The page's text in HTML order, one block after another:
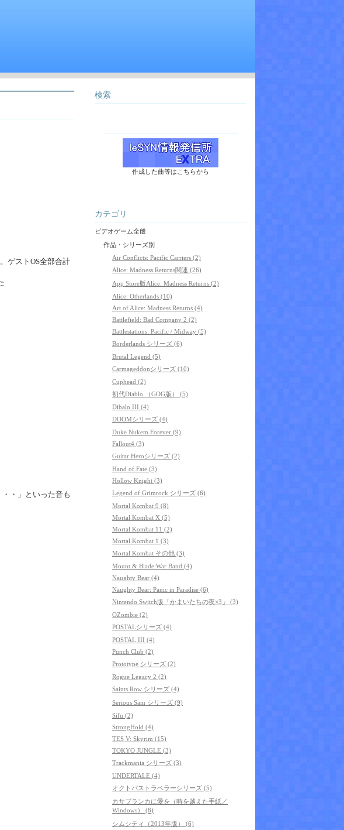
ゲストOS全部合計
・」といった音も
検索
作成した曲等はこちらから
カテゴリ
ビデオゲーム全般
作品・シリーズ別
Air Conflicts: Pacific Carriers (2)
Alice: Madness Returns関連 (26)
App Store版Alice: Madness Returns (2)
Alice: Otherlands (10)
Art of Alice: Madness Returns (4)
Battlefield: Bad Company 2 (2)
Battlestations: Pacific / Midway (5)
Borderlands シリーズ (6)
Brutal Legend (5)
Carmageddonシリーズ (10)
Cuphead (2)
初代Diablo （GOG版） (5)
Dibalo III (4)
DOOMシリーズ (4)
Duke Nukem Forever (9)
Fallout4 (3)
Guitar Heroシリーズ (2)
Hand of Fate (3)
Hollow Knight (3)
Legend of Grimrock シリーズ (6)
Mortal Kombat 9 (8)
Mortal Kombat X (5)
Mortal Kombat 11 (2)
Mortal Kombat 1 (3)
Mortal Kombat その他 (3)
Mount & Blade:War Band (4)
Naughty Bear (4)
Naughty Bear: Panic in Paradise (6)
Nintendo Switch版「かまいたちの夜×3」 (3)
OZombie (2)
POSTALシリーズ (4)
POSTAL III (4)
Punch Club (2)
Prototype シリーズ (2)
Rogue Legacy 2 (2)
Saints Row シリーズ (4)
Serious Sam シリーズ (9)
Sifu (2)
StrongHold (4)
TES V: Skyrim (15)
TOKYO JUNGLE (3)
Trackmania シリーズ (3)
UNDERTALE (4)
オクトパストラベラーシリーズ (5)
カサブランカに愛を（時を越えた手紙／
Windows） (8)
シムシティ（2013年版） (6)